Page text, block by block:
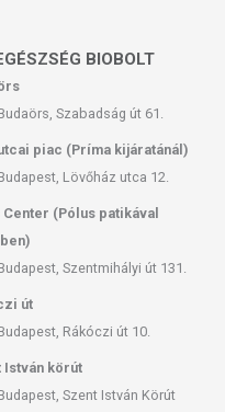
Tegye a
hozzá 2
BIOBOLT
Szabadság út 61.
piac (Príma kijáratánál)
Lövőház utca 12.
Center (Pólus patikával
Szentmihályi út 131.
út
Rákóczi út 10.
István körút
Szent István Körút